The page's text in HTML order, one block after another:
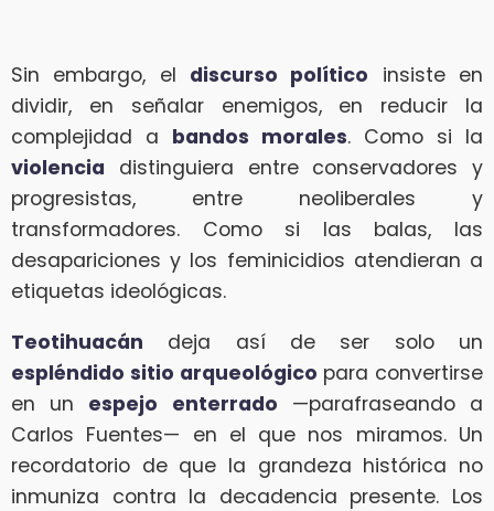
Sin embargo, el discurso político insiste en
dividir, en señalar enemigos, en reducir la
complejidad a bandos morales. Como si la
violencia distinguiera entre conservadores y
progresistas, entre neoliberales y
transformadores. Como si las balas, las
desapariciones y los feminicidios atendieran a
etiquetas ideológicas.
Teotihuacán deja así de ser solo un
espléndido sitio arqueológico para convertirse
en un espejo enterrado —parafraseando a
Carlos Fuentes— en el que nos miramos. Un
recordatorio de que la grandeza histórica no
inmuniza contra la decadencia presente. Los